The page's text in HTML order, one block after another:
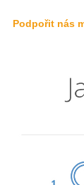
Podpořit nás